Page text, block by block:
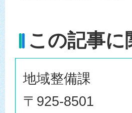
この記事
地域整備課
〒925-8501